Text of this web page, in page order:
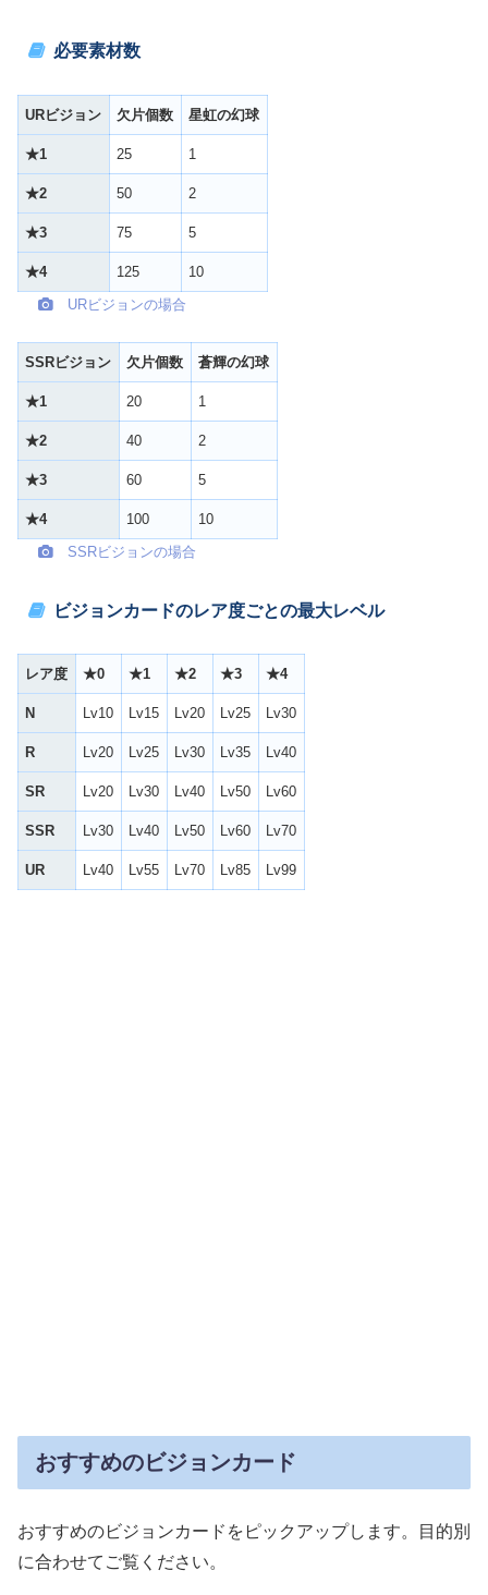
必要素材数
URビジョン 欠片個数 星虹の幻球
★1 25 1
★2 50 2
★3 75 5
★4 125
10
URビジョンの場合
SSRビジョン 欠片個数 蒼輝の幻球
★1 20 1
★2 40 2
★3 60 5
★4 100
10
SSRビジョンの場合
ビジョンカードのレア度ごとの最大レベル
レア度 ★0 ★1 ★2 ★3 ★4
N Lv10 Lv15 Lv20 Lv25 Lv30
R Lv20 Lv25 Lv30 Lv35 Lv40
SR Lv20 Lv30 Lv40 Lv50 Lv60
SSR Lv30 Lv40 Lv50 Lv60 Lv70
UR Lv40 Lv55 Lv70 Lv85 Lv99
おすすめのビジョンカード
おすすめのビジョンカードをピックアップします。目的別
に合わせてご覧ください。